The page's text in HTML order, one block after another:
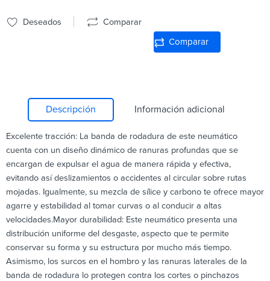
Deseados Comparar
Comparar
Descripción Información adicional
Excelente tracción: La banda de rodadura de este neumático
cuenta con un diseño dinámico de ranuras profundas que se
encargan de expulsar el agua de manera rápida y efectiva,
evitando así deslizamientos o accidentes al circular sobre rutas
mojadas. Igualmente, su mezcla de sílice y carbono te ofrece mayor
agarre y estabilidad al tomar curvas o al conducir a altas
velocidades.Mayor durabilidad: Este neumático presenta una
distribución uniforme del desgaste, aspecto que te permite
conservar su forma y su estructura por mucho más tiempo.
Asimismo, los surcos en el hombro y las ranuras laterales de la
banda de rodadura lo protegen contra los cortes o pinchazos